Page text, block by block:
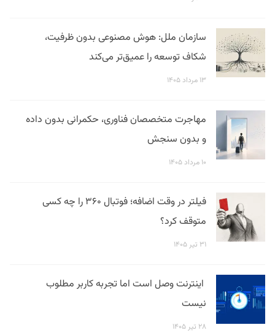
سازمان ملل: هوش مصنوعی بدون ظرفیت،
شکاف توسعه را عمیق‌تر می‌کند
۱۳ مرداد ۱۴۰۵
مهاجرت متخصصان فناوری، حکمرانی بدون داده
و بدون سنجش
۱۰ مرداد ۱۴۰۵
فیلتر در وقت اضافه؛ فوتبال ۳۶۰ را چه کسی
متوقف کرد؟
۳۱ تیر ۱۴۰۵
اینترنت وصل است اما تجربه کاربر مطلوب
نیست
۲۸ تیر ۱۴۰۵